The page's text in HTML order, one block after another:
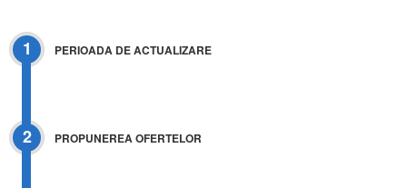
1 PERIOADA DE ACTUALIZARE
2 PROPUNEREA OFERTELOR